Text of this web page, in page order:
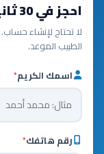
احجز في 30 ثانية
لا تحتاج لإنشاء
الطبيب الموعد.
اسمك الكريم*
رقم هاتفك*